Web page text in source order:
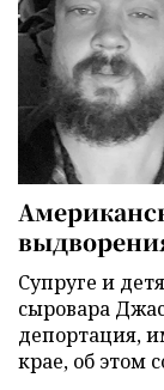
Супруге и
сыровара
депортация,
крае, об этом